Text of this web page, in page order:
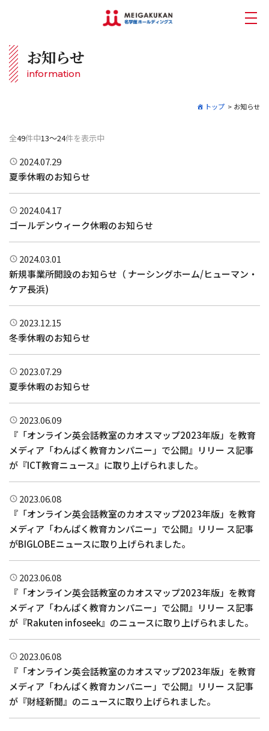
お知らせ
information
トップ > お知らせ
全49件中13～24件を表示中
2024.07.29
夏季休暇のお知らせ
2024.04.17
ゴールデンウィーク休暇のお知らせ
2024.03.01
新規事業所開設のお知らせ（ ナーシングホーム/ヒューマン・
ケア長浜)
2023.12.15
冬季休暇のお知らせ
2023.07.29
夏季休暇のお知らせ
2023.06.09
『「オンライン英会話教室のカオスマップ2023年版」を教育
メディア「わんぱく教育カンパニー」で公開』リリー ス記事
が『ICT教育ニュース』に取り上げられました。
2023.06.08
『「オンライン英会話教室のカオスマップ2023年版」を教育
メディア「わんぱく教育カンパニー」で公開』リリー ス記事
がBIGLOBEニュースに取り上げられました。
2023.06.08
『「オンライン英会話教室のカオスマップ2023年版」を教育
メディア「わんぱく教育カンパニー」で公開』リリー ス記事
が『Rakuten infoseek』のニュースに取り上げられました。
2023.06.08
『「オンライン英会話教室のカオスマップ2023年版」を教育
メディア「わんぱく教育カンパニー」で公開』リリー ス記事
が『財経新聞』のニュースに取り上げられました。